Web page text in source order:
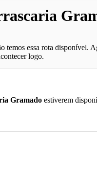
temos essa rota disponível.
logo.
Gramado estiverem